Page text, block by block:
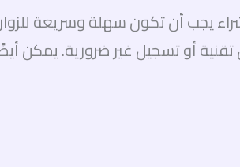
يجب أن تكون سهلة وسريعة للزوار.
أو تسجيل غير ضرورية. يمكن